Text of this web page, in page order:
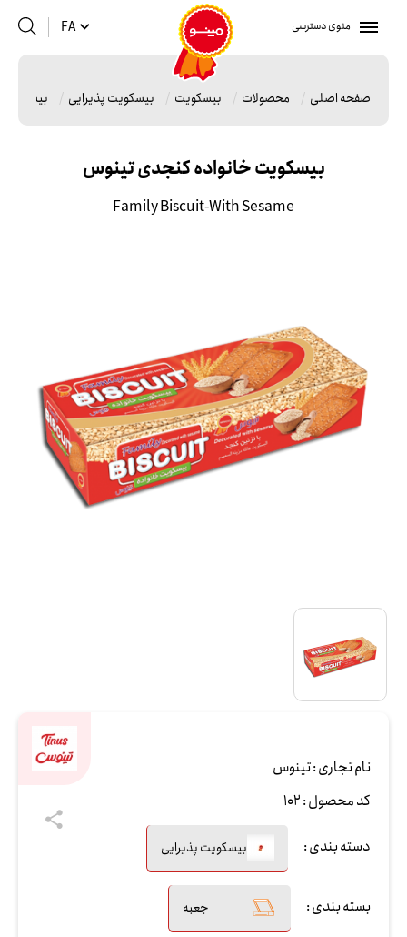
منوی دسترسی FA
صفحه اصلی محصولات بیسکویت بیسکویت پذیرایی
بیسکویت خانواده کنجدی تینوس
Family Biscuit-With Sesame
نام تجاری :تینوس
کد محصول :102
دسته بندی : بیسکویت پذیرایی
بسته بندی : جعبه